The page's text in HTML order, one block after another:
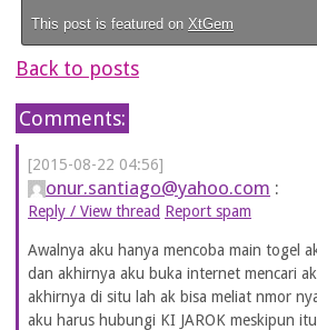
This post is featured on XtGem
Back to posts
Comments:
[2015-08-22 04:56]
onur.santiago@yahoo.com :
Reply / View thread Report spam
Awalnya aku hanya mencoba main togel
dan akhirnya aku buka internet mencari
akhirnya di situ lah ak bisa meliat nmor
aku harus hubungi KI JAROK meskipun